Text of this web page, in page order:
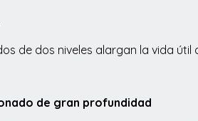
de dos niveles alargan la vida
de gran profundidad